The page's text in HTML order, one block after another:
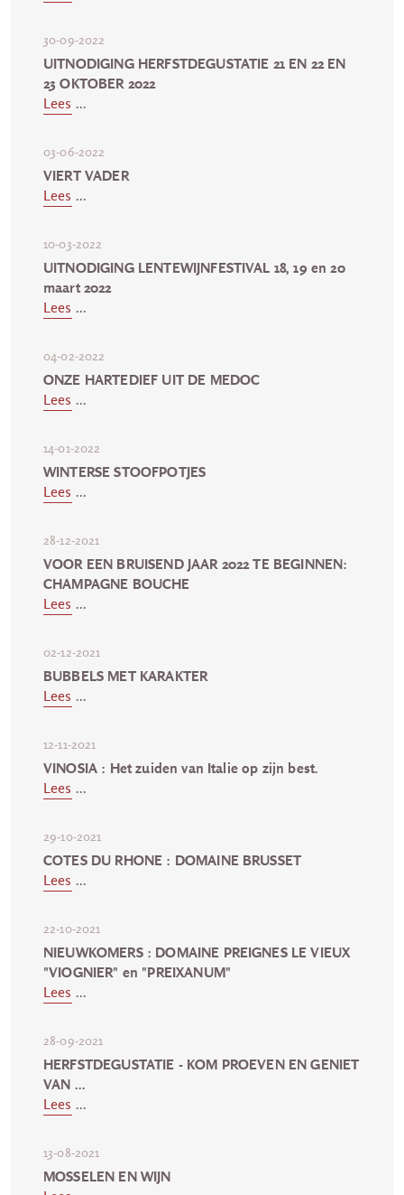
30-09-2022
UITNODIGING HERFSTDEGUSTATIE 21 EN 22 EN
23 OKTOBER 2022
Lees ...
03-06-2022
VIERT VADER
Lees ...
10-03-2022
UITNODIGING LENTEWIJNFESTIVAL 18, 19 en 20
maart 2022
Lees ...
04-02-2022
ONZE HARTEDIEF UIT DE MEDOC
Lees ...
14-01-2022
WINTERSE STOOFPOTJES
Lees ...
28-12-2021
VOOR EEN BRUISEND JAAR 2022 TE BEGINNEN:
CHAMPAGNE BOUCHE
Lees ...
02-12-2021
BUBBELS MET KARAKTER
Lees ...
12-11-2021
VINOSIA : Het zuiden van Italie op zijn best.
Lees ...
29-10-2021
COTES DU RHONE : DOMAINE BRUSSET
Lees ...
22-10-2021
NIEUWKOMERS : DOMAINE PREIGNES LE VIEUX
"VIOGNIER" en "PREIXANUM"
Lees ...
28-09-2021
HERFSTDEGUSTATIE - KOM PROEVEN EN GENIET
VAN ...
Lees ...
13-08-2021
MOSSELEN EN WIJN